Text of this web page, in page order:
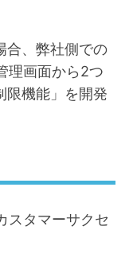
合、弊社側での
理画面から2つ
限機能」を開発
スタマーサクセ